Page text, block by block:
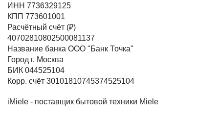
ИНН 7736329125
КПП 773601001
Расчётный счёт (₽)
40702810802500081137
Название банка ООО "Банк Точка"
Город г. Москва
БИК 044525104
Корр. счёт 30101810745374525104
iMiele - поставщик бытовой техники Miele